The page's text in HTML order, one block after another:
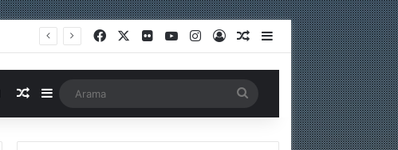
FacebookFlickrYouTubeInstagram
Kayıt OlRastgele Makale
Kenar Bölmesi
Rastgele Makale
Kenar Bölmesi